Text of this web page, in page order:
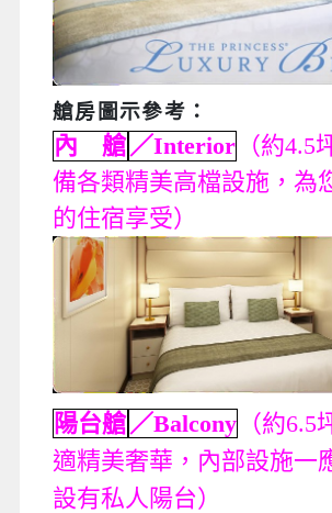
艙房圖示參考 ：
內 艙／Interior （約4.5
備各類精美高檔設施，為
的住宿享受）
陽台艙 ／Balcony （約
適精美奢華，內部設施一
設有私人陽台）